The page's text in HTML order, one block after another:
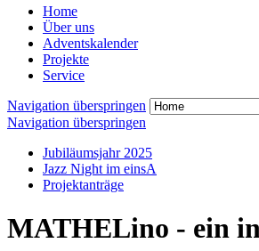
Home
Über uns
Adventskalender
Projekte
Service
Navigation überspringen
Navigation überspringen
Jubiläumsjahr 2025
Jazz Night im einsA
Projektanträge
MATHELino - ein